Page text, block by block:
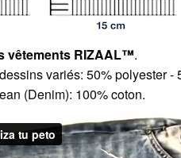
vêtements RIZAAL™.
variés: 50% polyester -
(Denim): 100% coton.